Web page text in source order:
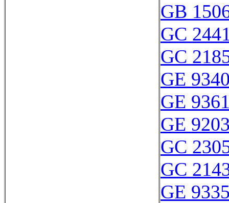
GB
GC
GC
GE
GE
GE
GC
GC
GE